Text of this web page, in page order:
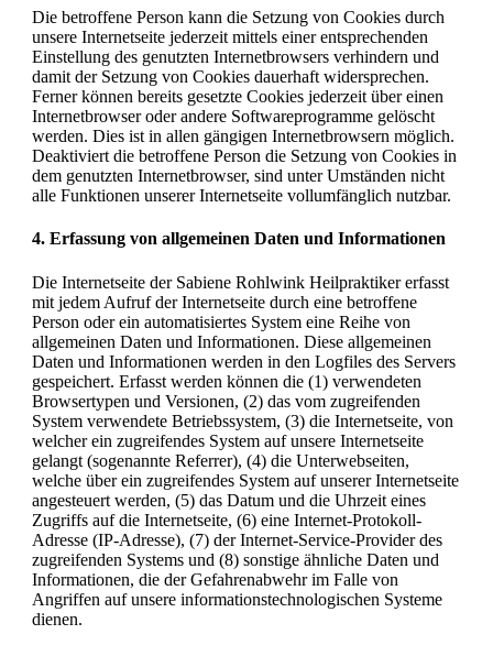
Die betroffene Person kann die Setzung von Cookies durch
unsere Internetseite jederzeit mittels einer entsprechenden
Einstellung des genutzten Internetbrowsers verhindern und
damit der Setzung von Cookies dauerhaft widersprechen.
Ferner können bereits gesetzte Cookies jederzeit über einen
Internetbrowser oder andere Softwareprogramme gelöscht
werden. Dies ist in allen gängigen Internetbrowsern möglich.
Deaktiviert die betroffene Person die Setzung von Cookies in
dem genutzten Internetbrowser, sind unter Umständen nicht
alle Funktionen unserer Internetseite vollumfänglich nutzbar.
4. Erfassung von allgemeinen Daten und Informationen
Die Internetseite der Sabiene Rohlwink Heilpraktiker erfasst
mit jedem Aufruf der Internetseite durch eine betroffene
Person oder ein automatisiertes System eine Reihe von
allgemeinen Daten und Informationen. Diese allgemeinen
Daten und Informationen werden in den Logfiles des Servers
gespeichert. Erfasst werden können die (1) verwendeten
Browsertypen und Versionen, (2) das vom zugreifenden
System verwendete Betriebssystem, (3) die Internetseite, von
welcher ein zugreifendes System auf unsere Internetseite
gelangt (sogenannte Referrer), (4) die Unterwebseiten,
welche über ein zugreifendes System auf unserer Internetseite
angesteuert werden, (5) das Datum und die Uhrzeit eines
Zugriffs auf die Internetseite, (6) eine Internet-Protokoll-
Adresse (IP-Adresse), (7) der Internet-Service-Provider des
zugreifenden Systems und (8) sonstige ähnliche Daten und
Informationen, die der Gefahrenabwehr im Falle von
Angriffen auf unsere informationstechnologischen Systeme
dienen.